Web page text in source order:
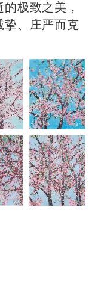
极致之美，
、庄严而克